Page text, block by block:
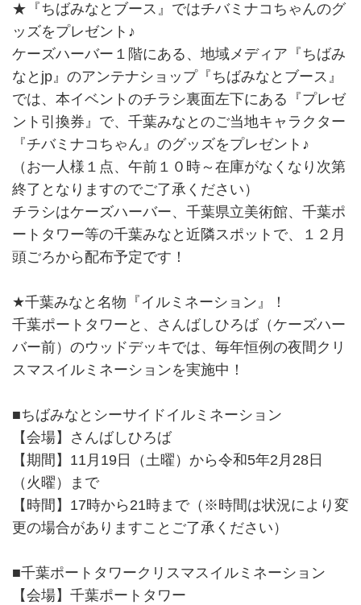
★『ちばみなとブース』ではチバミナコちゃんのグ
ッズをプレゼント♪
ケーズハーバー１階にある、地域メディア『ちばみ
なとjp』のアンテナショップ『ちばみなとブース』
では、本イベントのチラシ裏面左下にある『プレゼ
ント引換券』で、千葉みなとのご当地キャラクター
『チバミナコちゃん』のグッズをプレゼント♪
（お一人様１点、午前１０時～在庫がなくなり次第
終了となりますのでご了承ください）
チラシはケーズハーバー、千葉県立美術館、千葉ポ
ートタワー等の千葉みなと近隣スポットで、１２月
頭ごろから配布予定です！
★千葉みなと名物『イルミネーション』！
千葉ポートタワーと、さんばしひろば（ケーズハー
バー前）のウッドデッキでは、毎年恒例の夜間クリ
スマスイルミネーションを実施中！
■ちばみなとシーサイドイルミネーション
【会場】さんばしひろば
【期間】11月19日（土曜）から令和5年2月28日
（火曜）まで
【時間】17時から21時まで（※時間は状況により変
更の場合がありますことご了承ください）
■千葉ポートタワークリスマスイルミネーション
【会場】千葉ポートタワー